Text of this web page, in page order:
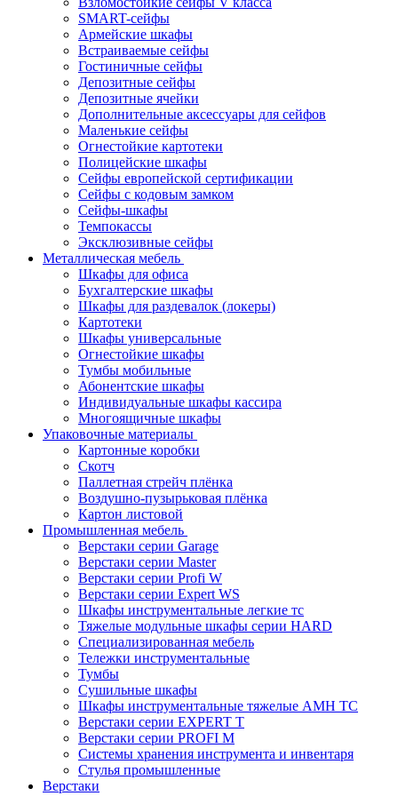
SMART-сейфы
Армейские шкафы
Встраиваемые сейфы
Гостиничные сейфы
Депозитные сейфы
Депозитные ячейки
Дополнительные аксессуары для сейфов
Маленькие сейфы
Огнестойкие картотеки
Полицейские шкафы
Сейфы европейской сертификации
Сейфы с кодовым замком
Сейфы-шкафы
Темпокассы
Эксклюзивные сейфы
Металлическая мебель
Шкафы для офиса
Бухгалтерские шкафы
Шкафы для раздевалок (локеры)
Картотеки
Шкафы универсальные
Огнестойкие шкафы
Тумбы мобильные
Абонентские шкафы
Индивидуальные шкафы кассира
Многоящичные шкафы
Упаковочные материалы
Картонные коробки
Скотч
Паллетная стрейч плёнка
Воздушно-пузырьковая плёнка
Картон листовой
Промышленная мебель
Верстаки серии Garage
Верстаки серии Master
Верстаки серии Profi W
Верстаки серии Expert WS
Шкафы инструментальные легкие тс
Тяжелые модульные шкафы серии HARD
Cпециализированная мебель
Тележки инструментальные
Тумбы
Cушильные шкафы
Шкафы инструментальные тяжелые AMH TC
Верстаки серии EXPERT T
Верстаки серии PROFI M
Системы хранения инструмента и инвентаря
Стулья промышленные
Верстаки